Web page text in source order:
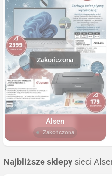
Alsen
Zakończona
Najbliższe sklepy sieci